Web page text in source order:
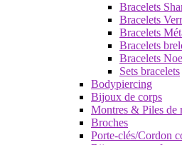
Bracelets
Bracelets
Bracelets
Bracelets
Bracelets
Sets bracelets
Bodypiercing
Bijoux de corps
Montres & Piles de
Broches
Porte-clés/Cordon